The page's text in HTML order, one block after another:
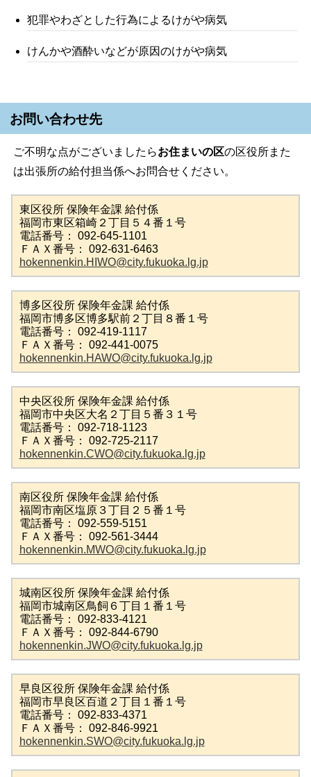
犯罪やわざとした行為によるけがや病気
けんかや酒酔いなどが原因のけがや病気
お問い合わせ先
ご不明な点がございましたらお住まいの区の区役所また
は出張所の給付担当係へお問合せください。
東区役所 保険年金課 給付係
福岡市東区箱崎２丁目５４番１号
電話番号： 092-645-1101
ＦＡＸ番号： 092-631-6463
hokennenkin.HIWO@city.fukuoka.lg.jp
博多区役所 保険年金課 給付係
福岡市博多区博多駅前２丁目８番１号
電話番号： 092-419-1117
ＦＡＸ番号： 092-441-0075
hokennenkin.HAWO@city.fukuoka.lg.jp
中央区役所 保険年金課 給付係
福岡市中央区大名２丁目５番３１号
電話番号： 092-718-1123
ＦＡＸ番号： 092-725-2117
hokennenkin.CWO@city.fukuoka.lg.jp
南区役所 保険年金課 給付係
福岡市南区塩原３丁目２５番１号
電話番号： 092-559-5151
ＦＡＸ番号： 092-561-3444
hokennenkin.MWO@city.fukuoka.lg.jp
城南区役所 保険年金課 給付係
福岡市城南区鳥飼６丁目１番１号
電話番号： 092-833-4121
ＦＡＸ番号： 092-844-6790
hokennenkin.JWO@city.fukuoka.lg.jp
早良区役所 保険年金課 給付係
福岡市早良区百道２丁目１番１号
電話番号： 092-833-4371
ＦＡＸ番号： 092-846-9921
hokennenkin.SWO@city.fukuoka.lg.jp